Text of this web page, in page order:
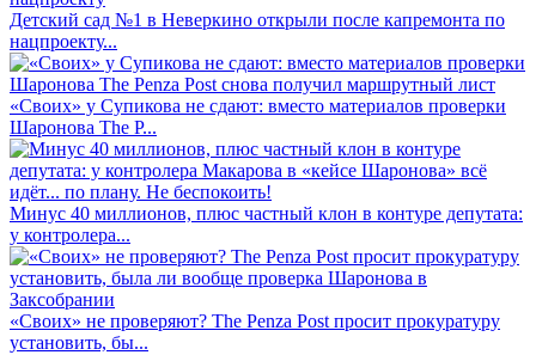
Детский сад №1 в Неверкино открыли после капремонта по
нацпроекту...
«Своих» у Супикова не сдают: вместо материалов проверки
Шаронова The P...
Минус 40 миллионов, плюс частный клон в контуре депутата:
у контролера...
«Своих» не проверяют? The Penza Post просит прокуратуру
установить, бы...